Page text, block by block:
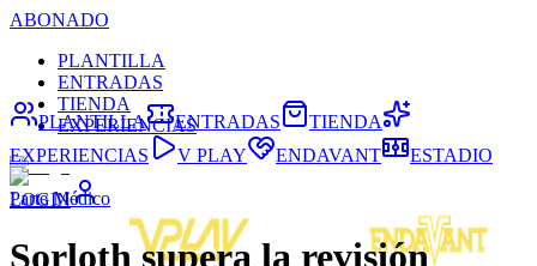
ABONADO
PLANTILLA
ENTRADAS
TIENDA
EXPERIENCIAS
LOGIN
PLANTILLA ENTRADAS
TIENDA
EXPERIENCIAS
V PLAY ENDAVANT ESTADIO
Parte Médico
Sorloth supera la revisión